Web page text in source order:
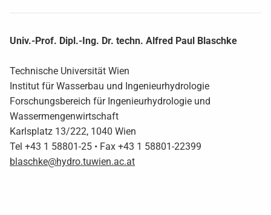
Univ.-Prof. Dipl.-Ing. Dr. techn. Alfred Paul Blaschke
Technische Universität Wien
Institut für Wasserbau und Ingenieurhydrologie
Forschungsbereich für Ingenieurhydrologie und
Wassermengenwirtschaft
Karlsplatz 13/222, 1040 Wien
Tel +43 1 58801-25 • Fax +43 1 58801-22399
blaschke@hydro.tuwien.ac.at